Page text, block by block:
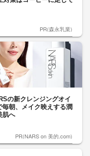
PR(森永乳業)
の新クレンジングオイ
毎朝、メイク映えする潤
肌へ
PR(NARS on 美的.com)